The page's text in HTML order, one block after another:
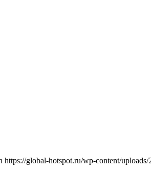
https://global-hotspot.ru/wp-content/